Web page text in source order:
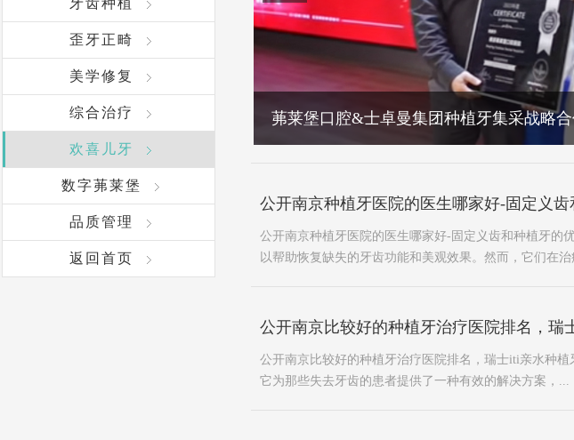
牙齿种植
歪牙正畸
美学修复
综合治疗
欢喜儿牙
数字茀莱堡
品质管理
返回首页
茀莱堡口腔&士卓曼集团种植牙集采战略
公开南京种植牙医院的医生哪家好-固定义
公开南京种植牙医院的医生哪家好-固定义齿和种植牙的
以帮助恢复缺失的牙齿功能和美观效果。然而，它们在治
公开南京比较好的种植牙治疗医院排名，瑞
公开南京比较好的种植牙治疗医院排名，瑞士iti亲水种植
它为那些失去牙齿的患者提供了一种有效的解决方案，...